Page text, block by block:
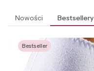
Nowości Bestsellery
Bestseller